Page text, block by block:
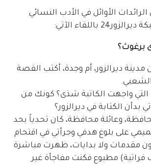
الأوائل في الأدب النسائي
باللقاء الآتي:
برغوث؟
مدينة ديرالزور، أم وجدة، أكتب القصة
الشعبي.
واجهت الكاتبة شذى؟ كونك من
بدأن الكتابة في ديرالزور؟
وعائلة محافظة، كان تحدياً بحد
على بلوغ هدفي وجرأتي في اقتحام
مقدمات ولا بدايات، ظهرت مباشرة
مطبوع فكنت مفاجأة غير